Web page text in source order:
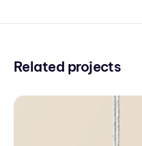
Related projects